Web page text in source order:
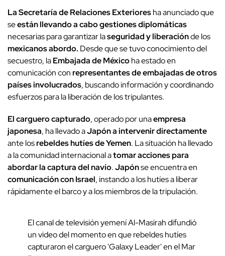
La Secretaría de Relaciones Exterioresha anunciado que
seestán llevando a cabo gestiones diplomáticas
necesarias para garantizar laseguridad y liberaciónde los
mexicanos abordo. Desde que se tuvo conocimiento del
secuestro, laEmbajada de Méxicoha estado en
comunicación conrepresentantes de embajadas de otros
países involucrados, buscando información y coordinando
esfuerzos para la liberación de los tripulantes.
El carguero capturado, operado por unaempresa
japonesa, ha llevado aJapón a intervenir directamente
ante losrebeldeshutíes de Yemen. La situación ha llevado
a la comunidad internacional atomar acciones para
abordar la captura del navío.Japónse encuentra en
comunicación con Israel, instando a los hutíes a liberar
rápidamente el barco y a los miembros de la tripulación.
El canal de televisión yemení Al-Masirah difundió
un video del momento en que rebeldes hutíes
capturaron el carguero 'Galaxy Leader' en el Mar